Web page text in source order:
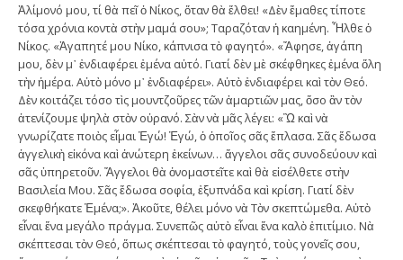
Ἀλίμονό μου, τί θὰ πεῖ ὁ Νίκος, ὅταν θὰ ἔλθει! «Δὲν ἔμαθες τίποτε
τόσα χρόνια κοντὰ στὴν μαμά σου»; Ταραζόταν ἡ καημένη. Ἦλθε ὁ
Νίκος. «Ἀγαπητέ μου Νίκο, κάπνισα τὸ φαγητό». «Ἄφησε, ἀγάπη
μου, δὲν μ᾿ ἐνδιαφέρει ἐμένα αὐτό. Γιατί δὲν μὲ σκέφθηκες ἐμένα ὅλη
τὴν ἡμέρα. Αὐτὸ μόνο μ᾿ ἐνδιαφέρει». Αὐτὸ ἐνδιαφέρει καὶ τὸν Θεό.
Δὲν κοιτάζει τόσο τὶς μουντζοῦρες τῶν ἁμαρτιῶν μας, ὅσο ἂν τὸν
ἀτενίζουμε ψηλὰ στὸν οὐρανό. Σὰν νὰ μᾶς λέγει: «Ὢ καὶ νὰ
γνωρίζατε ποιὸς εἶμαι Ἐγώ! Ἐγώ, ὁ ὁποῖος σᾶς ἔπλασα. Σᾶς ἔδωσα
ἀγγελικὴ εἰκόνα καὶ ἀνώτερη ἐκείνων… ἄγγελοι σᾶς συνοδεύουν καὶ
σᾶς ὑπηρετοῦν. Ἄγγελοι θὰ ὀνομαστεῖτε καὶ θὰ εἰσέλθετε στὴν
Βασιλεία Μου. Σᾶς ἔδωσα σοφία, ἐξυπνάδα καὶ κρίση. Γιατί δὲν
σκεφθήκατε Ἐμένα;». Ἀκοῦτε, θέλει μόνο νὰ Τὸν σκεπτώμεθα. Αὐτὸ
εἶναι ἕνα μεγάλο πράγμα. Συνεπῶς αὐτὸ εἶναι ἕνα καλὸ ἐπιτίμιο. Νὰ
σκέπτεσαι τὸν Θεό, ὅπως σκέπτεσαι τὸ φαγητό, τοὺς γονεῖς σου,